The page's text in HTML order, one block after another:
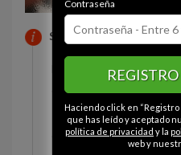
SOBRE MI
Estado civil: Divorciado
Ojos: Verde-gris
Pelo: Castaño
Constitución: Gordo
Contraseña
Haciendo click en
que has leído y aceptado
política de privacidad y la
web y